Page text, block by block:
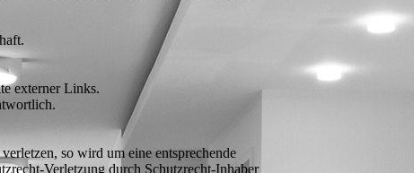
externer Links.
so wird um eine entsprechende
Verletzung durch Schutzrecht-Inhaber